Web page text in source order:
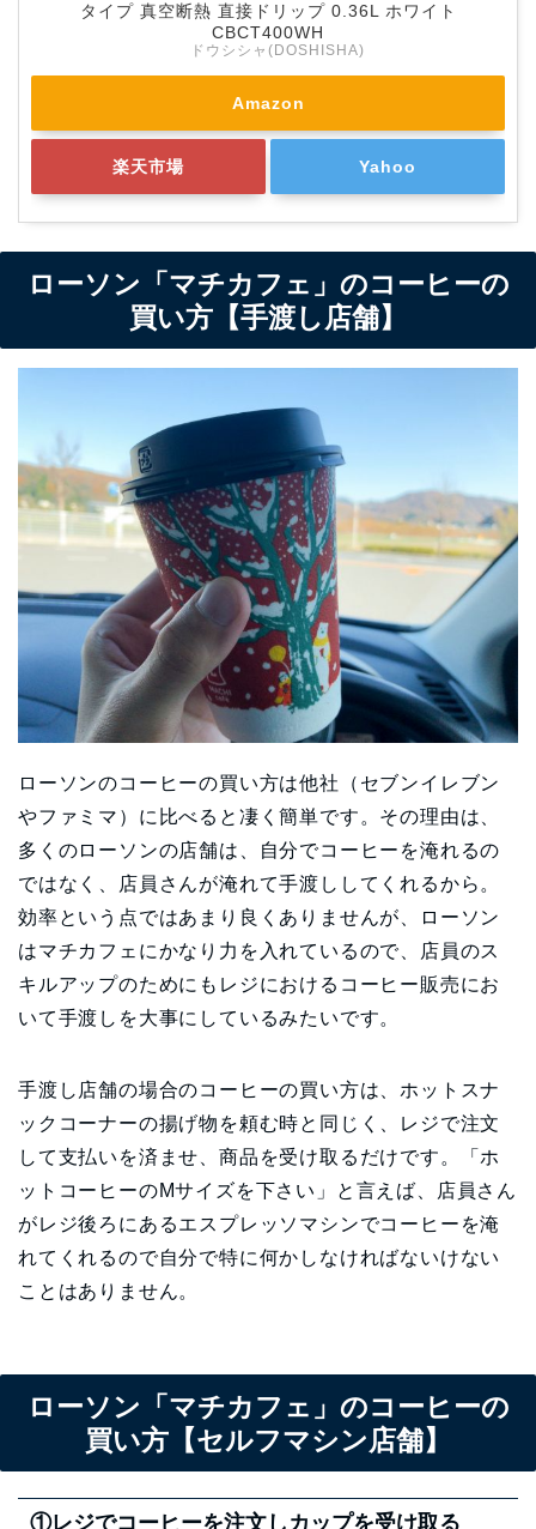
タイプ 真空断熱 直接ドリップ 0.36L ホワイト
CBCT400WH
ドウシシャ(DOSHISHA)
Amazon
楽天市場 Yahoo
ローソン「マチカフェ」のコーヒーの
買い方【手渡し店舗】
ローソンのコーヒーの買い方は他社（セブンイレブン
やファミマ）に比べると凄く簡単です。その理由は、
多くのローソンの店舗は、自分でコーヒーを淹れるの
ではなく、店員さんが淹れて手渡ししてくれるから。
効率という点ではあまり良くありませんが、ローソン
はマチカフェにかなり力を入れているので、店員のス
キルアップのためにもレジにおけるコーヒー販売にお
いて手渡しを大事にしているみたいです。
手渡し店舗の場合のコーヒーの買い方は、ホットスナ
ックコーナーの揚げ物を頼む時と同じく、レジで注文
して支払いを済ませ、商品を受け取るだけです。「ホ
ットコーヒーのMサイズを下さい」と言えば、店員さん
がレジ後ろにあるエスプレッソマシンでコーヒーを淹
れてくれるので自分で特に何かしなければないけない
ことはありません。
ローソン「マチカフェ」のコーヒーの
買い方【セルフマシン店舗】
①レジでコーヒーを注文しカップを受け取る